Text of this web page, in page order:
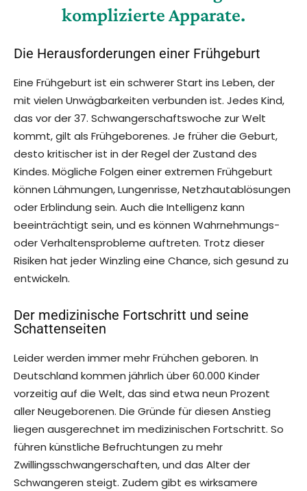
komplizierte Apparate.
Die Herausforderungen einer Frühgeburt
Eine Frühgeburt ist ein schwerer Start ins Leben, der
mit vielen Unwägbarkeiten verbunden ist. Jedes Kind,
das vor der 37. Schwangerschaftswoche zur Welt
kommt, gilt als Frühgeborenes. Je früher die Geburt,
desto kritischer ist in der Regel der Zustand des
Kindes. Mögliche Folgen einer extremen Frühgeburt
können Lähmungen, Lungenrisse, Netzhautablösungen
oder Erblindung sein. Auch die Intelligenz kann
beeinträchtigt sein, und es können Wahrnehmungs-
oder Verhaltensprobleme auftreten. Trotz dieser
Risiken hat jeder Winzling eine Chance, sich gesund zu
entwickeln.
Der medizinische Fortschritt und seine
Schattenseiten
Leider werden immer mehr Frühchen geboren. In
Deutschland kommen jährlich über 60.000 Kinder
vorzeitig auf die Welt, das sind etwa neun Prozent
aller Neugeborenen. Die Gründe für diesen Anstieg
liegen ausgerechnet im medizinischen Fortschritt. So
führen künstliche Befruchtungen zu mehr
Zwillingsschwangerschaften, und das Alter der
Schwangeren steigt. Zudem gibt es wirksamere